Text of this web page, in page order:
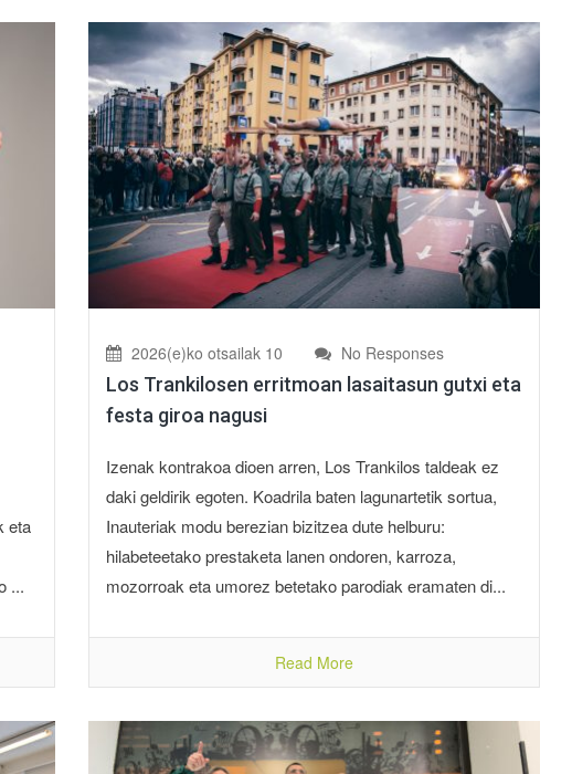
eta
...
2026(e)ko otsailak 10 No Responses
Los Trankilosen erritmoan lasaitasun gutxi eta
festa giroa nagusi
Izenak kontrakoa dioen arren, Los Trankilos taldeak ez
daki geldirik egoten. Koadrila baten lagunartetik sortua,
Inauteriak modu berezian bizitzea dute helburu:
hilabeteetako prestaketa lanen ondoren, karroza,
mozorroak eta umorez betetako parodiak eramaten di...
Read More